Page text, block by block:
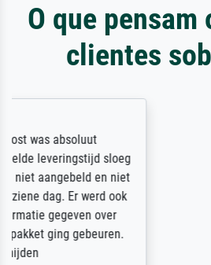
O que pensam
clientes
Sehr gute Qualität des
des Rahmens! Unser Bild
sorgfältig und sicher
unbeschadet bei uns
unser letzter Meisterdruck
Dank!